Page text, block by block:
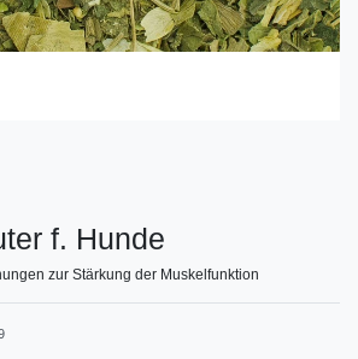
f. Hunde
zur Stärkung der Muskelfunktion